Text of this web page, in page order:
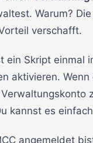
Warum?
verschafft.
ein Skript
aktivieren.
kannst es
angemeldet